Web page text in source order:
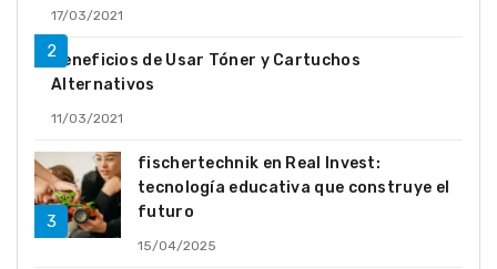
17/03/2021
Beneficios de Usar Tóner y Cartuchos
Alternativos
11/03/2021
fischertechnik en Real Invest:
tecnología educativa que construye el
futuro
15/04/2025